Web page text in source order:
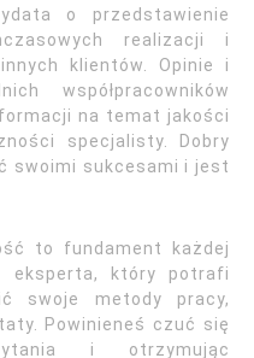
o przedstawienie
realizacji i
klientów. Opinie i
współpracowników
na temat jakości
specjalisty. Dobry
swoimi sukcesami i jest
to fundament każdej
eksperta, który potrafi
swoje metody pracy,
Powinieneś czuć się
i otrzymując